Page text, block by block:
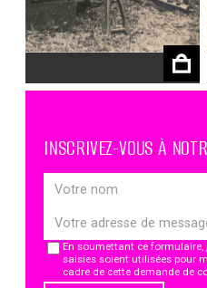
€
INSCRIVEZ-VOUS À
En soumettant ce
saisies soient utilisées pour
cadre de cette demande de